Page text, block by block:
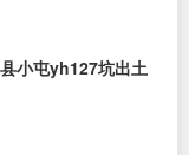
小屯yh127坑出土